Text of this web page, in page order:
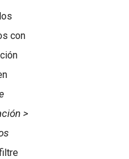
con
>